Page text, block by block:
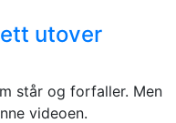
utover
står og forfaller. Men
videoen.